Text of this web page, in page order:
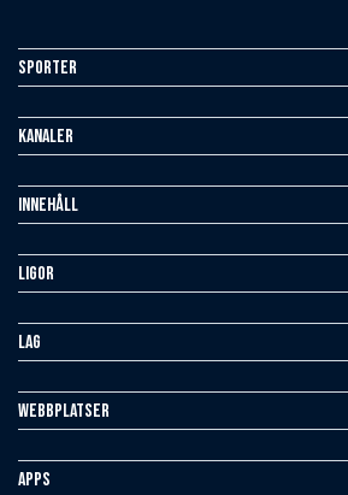
Sporter
Kanaler
Innehåll
Ligor
Lag
Webbplatser
Apps